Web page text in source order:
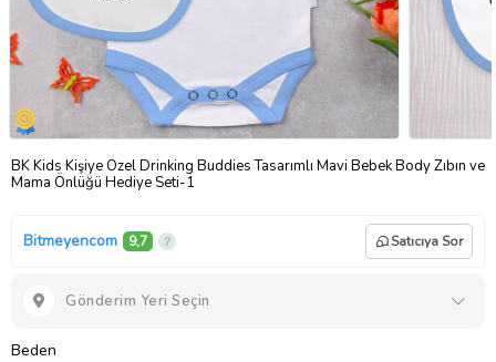
BK Kids Kişiye Özel Drinking Buddies Tasarımlı Mavi Bebek Body Zıbın ve
Mama Önlüğü Hediye Seti-1
Bitmeyencom 9,7 Satıcıya Sor
Gönderim Yeri Seçin
Beden